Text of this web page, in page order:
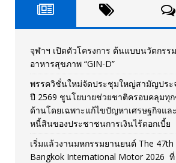
[ March 26, 2026 ]
เริ่มแ
เมย.2569
AUTO NEWS
[ February 10, 2026 ] นคร
วันที่สายอนุรักษ์นิยมเลิกรบกันเ
[ November 26, 2025 ] i-
[ April 30, 2026 ] จุฬาฯ เปิ
จุฬาฯ เปิดตัวโครงการ ต้นแบบนวัตกรรม
อาหารสุขภาพ “GIN-D”
พรรควิชั่นใหม่จัดประชุมใหญ่สามัญประ
ปี 2569 ชูนโยบายช่วยชาติครอบคลุมทุก
ด้านโดยเฉพาะแก้ไขปัญหาเศรษฐกิจและ
หนี้สินของประชาชนการเงินไร้ดอกเบี้ย
เริ่มแล้วงานมหกรรมยานยนต์ The 47th
Bangkok International Motor 2026 ที่